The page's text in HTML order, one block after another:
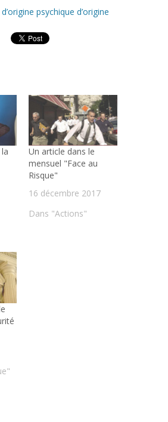
psychique d’origine
Un article dans le
mensuel "Face au
Risque"
16 décembre 2017
Dans "Actions"